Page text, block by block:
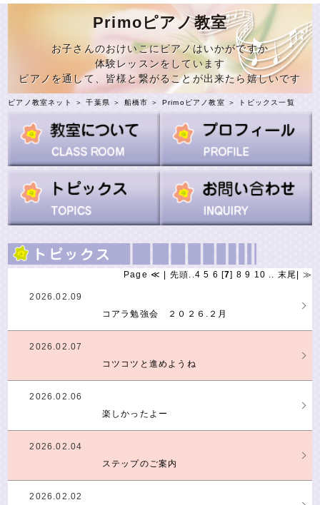
Primoピアノ教室
お子さんのおけいこにピアノはいかがですか
体験レッスンをしています
ピアノを通して、皆様と繋がることが出来たら嬉しいです
ピアノ教室ネット ＞千葉県 ＞ 船橋市 ＞ Primoピアノ教室 ＞ トピックス一覧
Page ≪ | 先頭 4 5 6 [7] 8 9 10 末尾 | ≫
2026.02.09
コアラ勉強会 ２０２６.２月
2026.02.07
コツコツと進めようね
2026.02.06
楽しかったよー
2026.02.04
ステップのご案内
2026.02.02